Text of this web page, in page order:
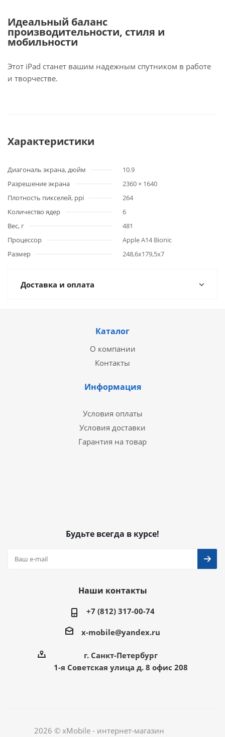
Идеальный баланс
производительности, стиля и
мобильности
Этот iPad станет вашим надежным спутником в работе
и творчестве.
Характеристики
Диагональ экрана, дюйм
10.9
Разрешение экрана
2360 × 1640
Плотность пикселей, ppi
264
Количество ядер
6
Вес, г
481
Процессор
Apple A14 Bionic
Размер
248,6x179,5x7
Доставка и оплата
Каталог
О компании
Контакты
Информация
Условия оплаты
Условия доставки
Гарантия на товар
Будьте всегда в курсе!
Наши контакты
+7 (812) 317-00-74
x-mobile@yandex.ru
г. Санкт-Петербург
1-я Советская улица д. 8 офис 208
2026 © xMobile - интернет-магазин